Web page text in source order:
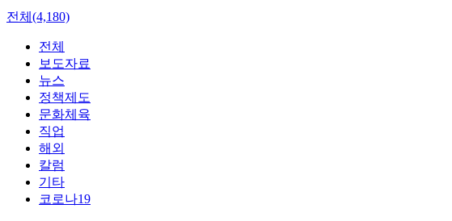
전체(4,180)
전체
보도자료
뉴스
정책제도
문화체육
직업
해외
칼럼
기타
코로나19